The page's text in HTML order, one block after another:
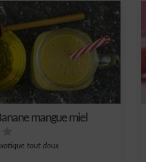
mangue miel
tout doux